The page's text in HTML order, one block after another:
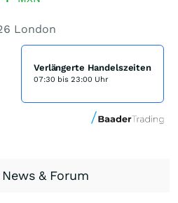
London
Verlängerte Handelszeiten
07:30 bis 23:00 Uhr
& Forum